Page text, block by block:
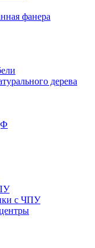
фанера
дерева
с ЧПУ